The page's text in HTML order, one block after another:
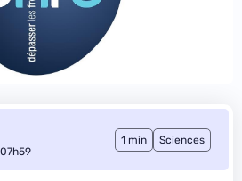
1 min Sciences